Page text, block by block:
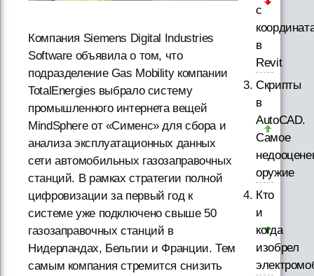
Компания Siemens Digital Industries
Software объявила о том, что
подразделение Gas Mobility компании
TotalEnergies выбрало систему
промышленного интернета вещей
MindSphere от «Сименс» для сбора и
анализа эксплуатационных данных
сети автомобильных газозаправочных
станций. В рамках стратегии полной
цифровизации за первый год к
системе уже подключено свыше 50
газозаправочных станций в
Нидерландах, Бельгии и Франции. Тем
самым компания стремится снизить
с
в
Revit
Скрипты
в
AutoCAD.
Самое
оружие
Кто
и
когда
изобрел